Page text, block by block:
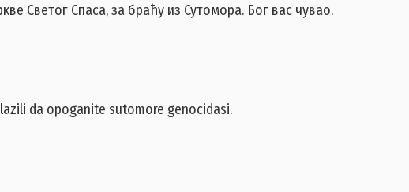
Светог Спаса, за браћу из Сутомора. Бог вас чувао.
da opoganite sutomore genocidasi.